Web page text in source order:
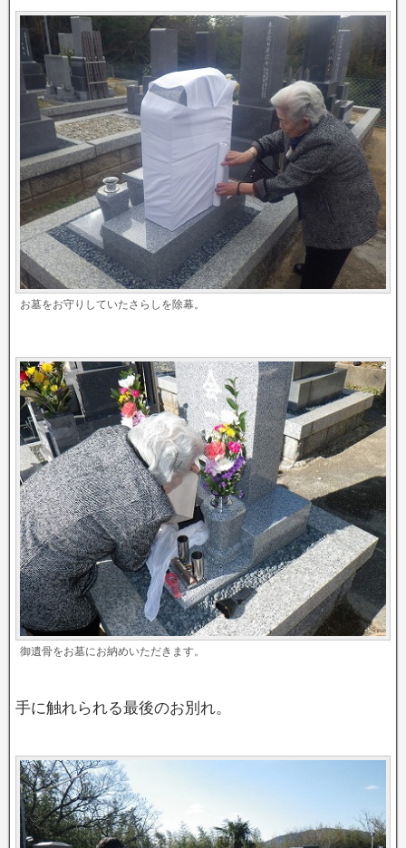
お墓をお守りしていたさらしを除幕。
御遺骨をお墓にお納めいただきます。
手に触れられる最後のお別れ。